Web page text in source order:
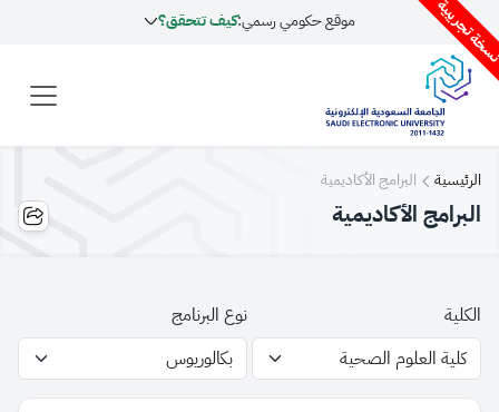
تجريبية موقع حكومي رسمي:كيف تتحقق؟
الرئيسية البرامج الأكاديمية
البرامج الأكاديمية
الكلية نوع البرنامج